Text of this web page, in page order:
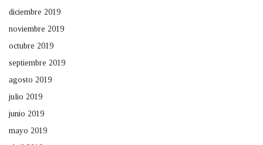
diciembre 2019
noviembre 2019
octubre 2019
septiembre 2019
agosto 2019
julio 2019
junio 2019
mayo 2019